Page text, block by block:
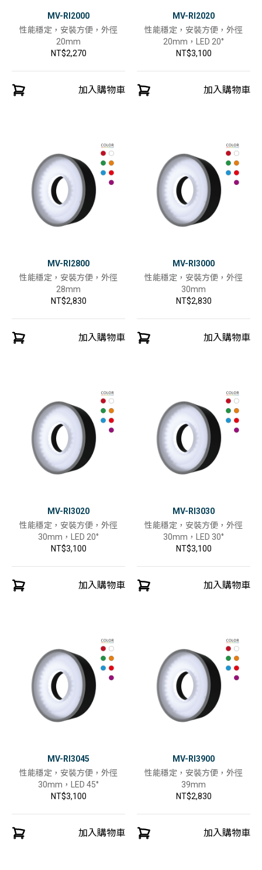
MV-RI2000
性能穩定，安裝方便，外徑
20mm
NT$2,270
加入購物車
MV-RI2020
性能穩定，安裝方便，外徑
20mm，LED 20°
NT$3,100
加入購物車
MV-RI2800
性能穩定，安裝方便，外徑
28mm
NT$2,830
加入購物車
MV-RI3000
性能穩定，安裝方便，外徑
30mm
NT$2,830
加入購物車
MV-RI3020
性能穩定，安裝方便，外徑
30mm，LED 20°
NT$3,100
加入購物車
MV-RI3030
性能穩定，安裝方便，外徑
30mm，LED 30°
NT$3,100
加入購物車
MV-RI3045
性能穩定，安裝方便，外徑
30mm，LED 45°
NT$3,100
加入購物車
MV-RI3900
性能穩定，安裝方便，外徑
39mm
NT$2,830
加入購物車